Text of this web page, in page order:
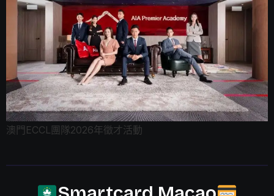
澳門ECCL團隊2026年徵才活動